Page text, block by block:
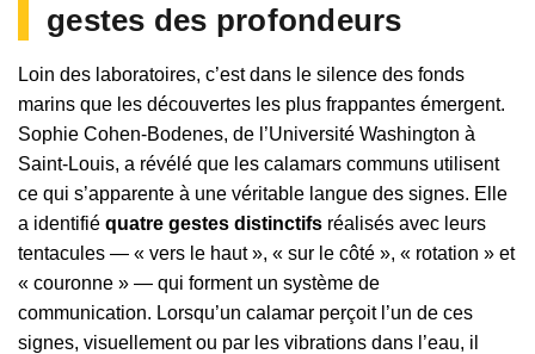
gestes des profondeurs
Loin des laboratoires, c’est dans le silence des fonds
marins que les découvertes les plus frappantes émergent.
Sophie Cohen-Bodenes, de l’Université Washington à
Saint-Louis, a révélé que les calamars communs utilisent
ce qui s’apparente à une véritable langue des signes. Elle
a identifié quatre gestes distinctifs réalisés avec leurs
tentacules — « vers le haut », « sur le côté », « rotation » et
« couronne » — qui forment un système de
communication. Lorsqu’un calamar perçoit l’un de ces
signes, visuellement ou par les vibrations dans l’eau, il